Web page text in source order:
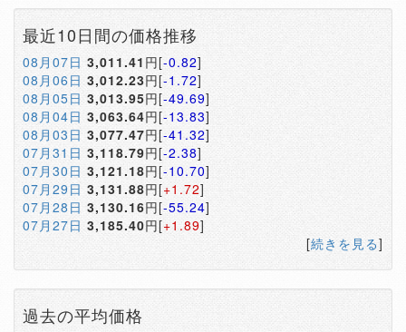
最近10日間の価格推移
08月07日 3,011.41 円[-0.82]
08月06日 3,012.23円[-1.72]
08月05日 3,013.95円[-49.69]
08月04日 3,063.64円[-13.83]
08月03日 3,077.47円[-41.32]
07月31日 3,118.79円[-2.38]
07月30日 3,121.18円[-10.70]
07月29日 3,131.88円[+1.72]
07月28日 3,130.16円[-55.24]
07月27日 3,185.40円[+1.89]
[続きを見る]
過去の平均価格